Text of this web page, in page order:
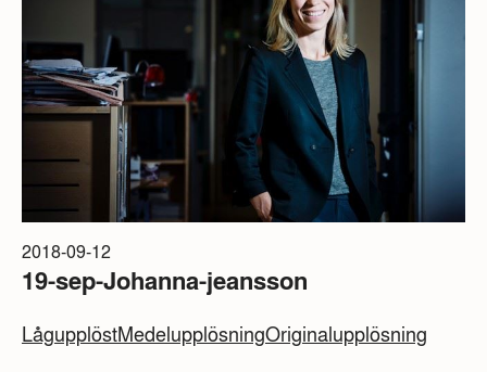
2018-09-12
19-sep-Johanna-jeansson
LågupplöstMedelupplösningOriginalupplösning